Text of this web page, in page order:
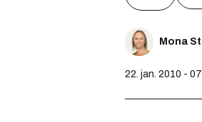
Mona
22. jan. 2010 -